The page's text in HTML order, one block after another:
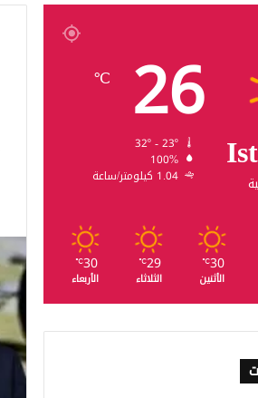
26
℃
100%
1.04 كيلومتر/ساعة
30
℃
الأثنين
29
℃
الثلاثاء
30
℃
الأربعاء